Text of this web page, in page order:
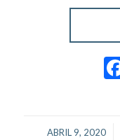
ABRIL 9, 2020
/